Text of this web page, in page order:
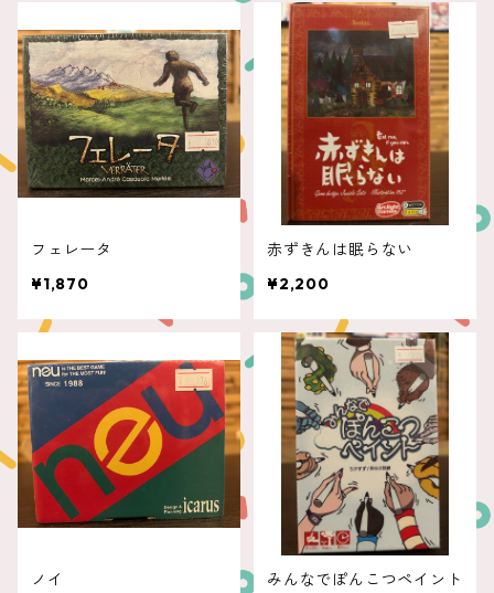
フェレータ
¥1,870
赤ずきんは眠らない
¥2,200
ノイ
みんなでぽんこつペイント